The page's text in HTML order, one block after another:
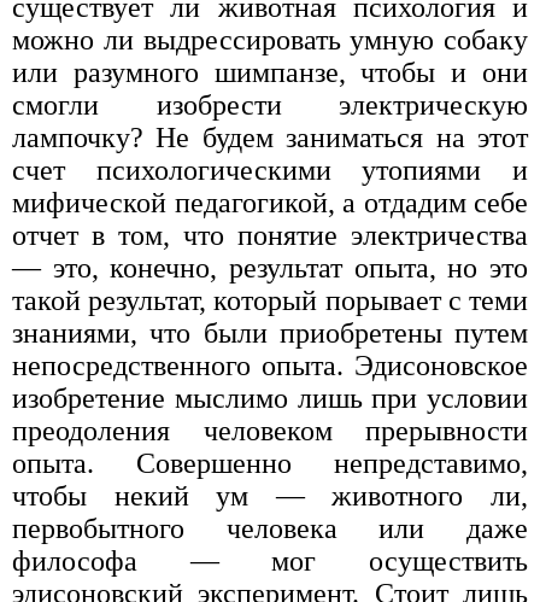
существует ли животная психология и
можно ли выдрессировать умную собаку
или разумного шимпанзе, чтобы и они
смогли изобрести электрическую
лампочку? Не будем заниматься на этот
счет психологическими утопиями и
мифической педагогикой, а отдадим себе
отчет в том, что понятие электричества
— это, конечно, результат опыта, но это
такой результат, который порывает с теми
знаниями, что были приобретены путем
непосредственного опыта. Эдисоновское
изобретение мыслимо лишь при условии
преодоления человеком прерывности
опыта. Совершенно непредставимо,
чтобы некий ум — животного ли,
первобытного человека или даже
философа — мог осуществить
эдисоновский эксперимент. Стоит лишь